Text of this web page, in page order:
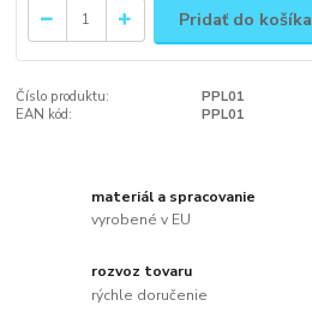
Pridať do košíka
Číslo produktu:
PPL01
EAN kód:
PPL01
materiál a spracovanie
vyrobené v EU
rozvoz tovaru
rýchle doručenie